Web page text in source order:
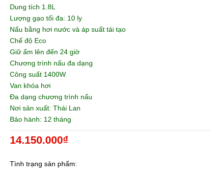
Dung tích 1.8L
Lượng gạo tối đa: 10 ly
Nấu bằng hơi nước và áp suất tái tạo
Chế độ Eco
Giữ ấm lên đến 24 giờ
Chương trình nấu đa dạng
Công suất 1400W
Van khóa hơi
Đa dạng chương trình nấu
Nơi sản xuất: Thái Lan
Bảo hành: 12 tháng
14.150.000₫
Tình trạng sản phẩm: